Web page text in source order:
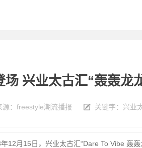
场 兴业太古汇“轰轰龙
源：freestyle潮流播报 关键字： 兴业
12月15日，兴业太古汇“Dare To Vibe 轰